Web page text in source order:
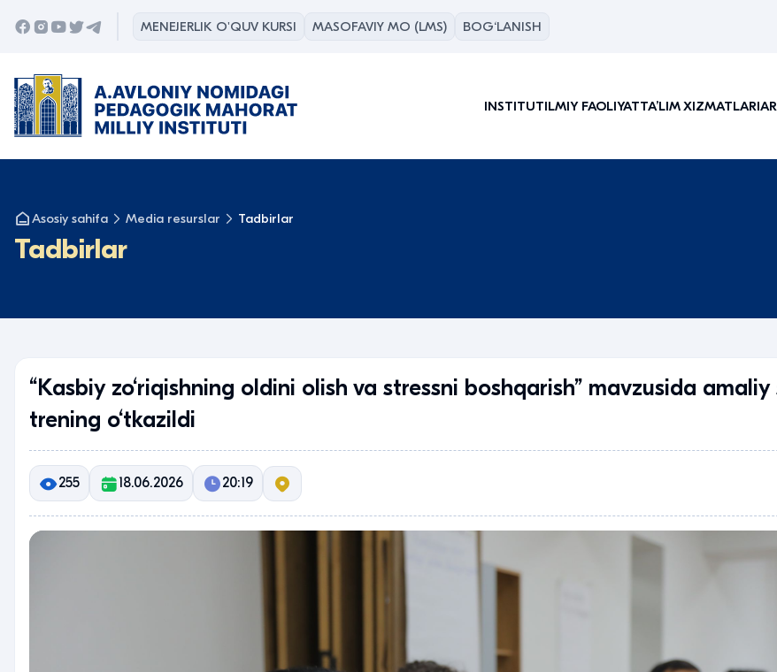
MENEJERLIK O'QUV KURSI MASOFAVIY MO (LMS) BOG‘LANISH
INSTITUTILMIY FAOLIYATTAʼLIM XIZMATLARI
Asosiy sahifa Media resurslar Tadbirlar
Tadbirlar
“Kasbiy zo‘riqishning oldini olish va stressni boshqarish” mavzusida
trening o‘tkazildi
255 18.06.2026 20:19